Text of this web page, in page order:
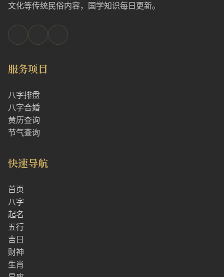
文化等传统民俗内容，国学知识每日更新。
服务项目
八字排盘
八字合婚
黄历查询
节气查询
快速导航
首页
八字
起名
五行
吉日
财神
生肖